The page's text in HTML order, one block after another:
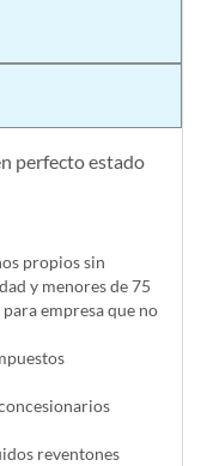
perfecto estado
propios sin
y menores de 75
empresa que no
reventones